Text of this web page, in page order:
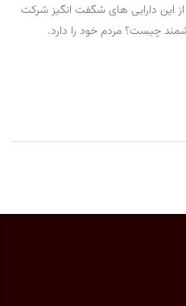
این دارایی های شگفت انگیز شرکت
چیست؟ مردم خود را دارد.